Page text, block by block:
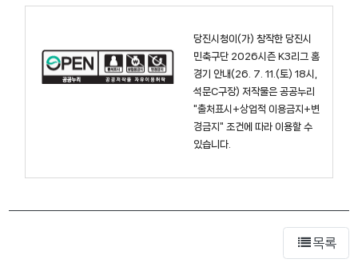
당진시청이(가) 창작한당진시
민축구단 2026시즌 K3리그 홈
경기 안내(26. 7. 11.(토) 18시,
석문C구장) 저작물은 공공누리
"출처표시+상업적 이용금지+변
경금지" 조건에 따라 이용할 수
있습니다.
목록